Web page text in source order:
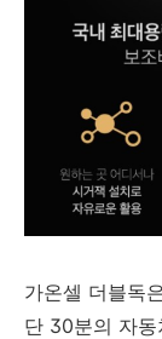
가온셀 더블독
단 30분의 자